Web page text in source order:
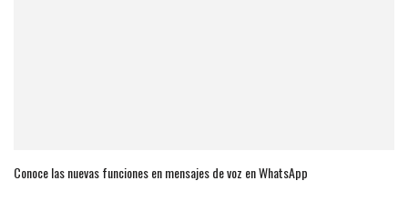
Conoce las nuevas funciones en mensajes de voz en WhatsApp